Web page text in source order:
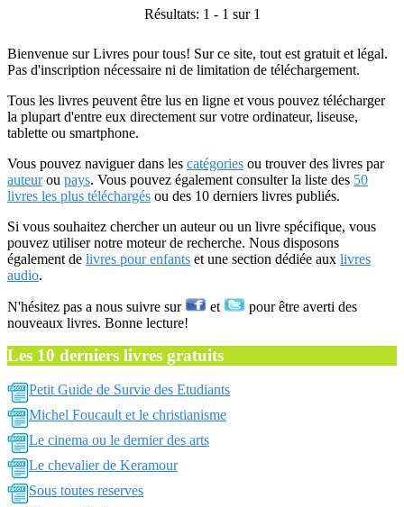
Résultats: 1 - 1 sur 1
Bienvenue sur Livres pour tous! Sur ce site, tout est gratuit et légal.
Pas d'inscription nécessaire ni de limitation de téléchargement.
Tous les livres peuvent être lus en ligne et vous pouvez télécharger
la plupart d'entre eux directement sur votre ordinateur, liseuse,
tablette ou smartphone.
Vous pouvez naviguer dans les catégories ou trouver des livres par
auteurou pays. Vous pouvez également consulter la liste des 50
livres les plus téléchargés ou des 10 derniers livres publiés.
Si vous souhaitez chercher un auteur ou un livre spécifique, vous
pouvez utiliser notre moteur de recherche. Nous disposons
également de livres pour enfants et une section dédiée aux livres
audio.
N'hésitez pas a nous suivre sur et
pour être averti des
nouveaux livres. Bonne lecture!
Les 10 derniers livres gratuits
Petit Guide de Survie des Etudiants
Michel Foucault et le christianisme
Le cinema ou le dernier des arts
Le chevalier de Keramour
Sous toutes reserves